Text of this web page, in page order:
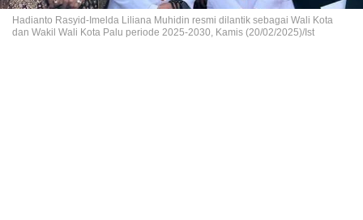
Hadianto Rasyid-Imelda Liliana Muhidin resmi dilantik sebagai Wali Kota
dan Wakil Wali Kota Palu periode 2025-2030, Kamis (20/02/2025)/Ist